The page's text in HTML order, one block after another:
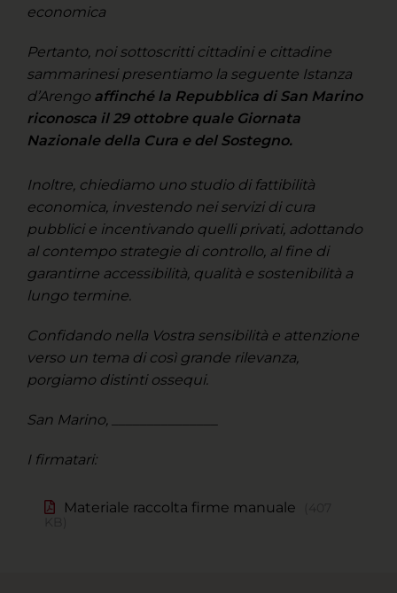
economica
Pertanto, noi sottoscritti cittadini e cittadine
sammarinesi presentiamo la seguente Istanza
d’Arengo affinché la Repubblica di San Marino
riconosca il 29 ottobre quale Giornata
Nazionale della Cura e del Sostegno.
Inoltre, chiediamo uno studio di fattibilità
economica, investendo nei servizi di cura
pubblici e incentivando quelli privati, adottando
al contempo strategie di controllo, al fine di
garantirne accessibilità, qualità e sostenibilità a
lungo termine.
Confidando nella Vostra sensibilità e attenzione
verso un tema di così grande rilevanza,
porgiamo distinti ossequi.
San Marino, _______________
I firmatari:
Materiale raccolta firme manuale